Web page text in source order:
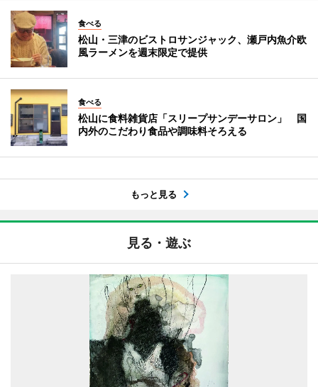
食べる
松山・三津のビストロサンジャック、瀬戸内魚介欧
風ラーメンを週末限定で提供
食べる
松山に食料雑貨店「スリープサンデーサロン」 国
内外のこだわり食品や調味料そろえる
もっと見る
見る・遊ぶ